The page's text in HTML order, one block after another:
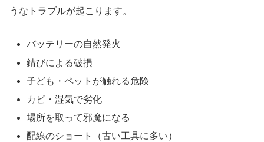
うなトラブルが起こります。
バッテリーの自然発火
錆びによる破損
子ども・ペットが触れる危険
カビ・湿気で劣化
場所を取って邪魔になる
配線のショート（古い工具に多い）